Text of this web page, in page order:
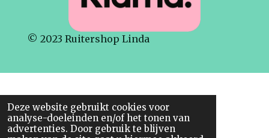
Deze website gebruikt cookies voor
analyse-doeleinden en/of het tonen van
advertenties. Door gebruik te blijven
© 2023 Ruitershop Linda